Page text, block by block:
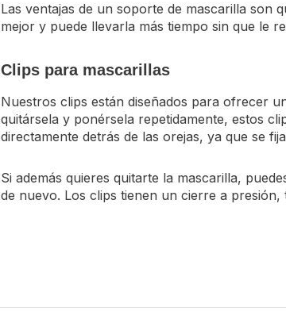
Las ventajas de un soporte de mascarilla son
mejor y puede llevarla más tiempo sin que le
Clips para mascarillas
Nuestros clips están diseñados para ofrecer
quitársela y ponérsela repetidamente, estos
directamente detrás de las orejas, ya que se
Si además quieres quitarte la mascarilla,
de nuevo. Los clips tienen un cierre a